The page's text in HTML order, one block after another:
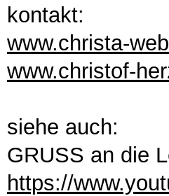
kontakt:
www.christa-
www.christof-
siehe auch:
GRUSS an die
https://